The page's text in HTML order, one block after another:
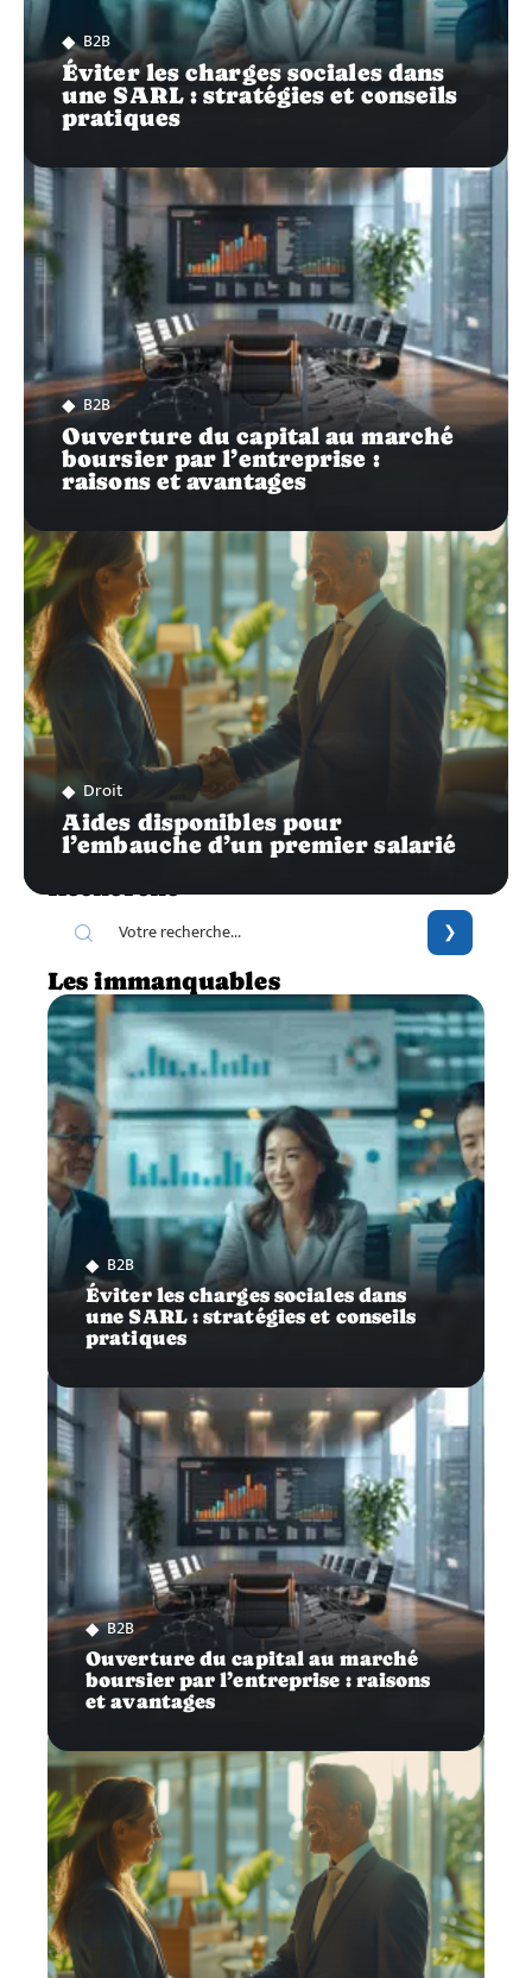
B2B
Éviter les charges sociales dans
une SARL : stratégies et conseils
pratiques
B2B
Ouverture du capital au marché
boursier par l’entreprise :
raisons et avantages
Droit
Aides disponibles pour
l’embauche d’un premier salarié
Recherche
Les immanquables
B2B
Éviter les charges sociales dans
une SARL : stratégies et conseils
pratiques
B2B
Ouverture du capital au marché
boursier par l’entreprise : raisons
et avantages